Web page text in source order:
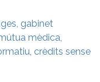
gabinet
mèdica,
crèdits sense